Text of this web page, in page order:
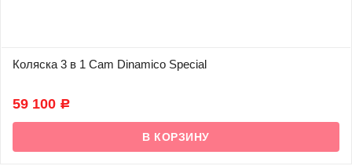
Коляска 3 в 1 Cam Dinamico Special
59 100 Р